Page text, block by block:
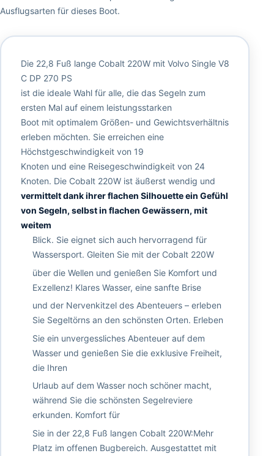
Ausflugsarten für dieses Boot.
Die 22,8 Fuß lange Cobalt 220W mit Volvo Single V8
C DP 270 PS
ist die ideale Wahl für alle, die das Segeln zum
ersten Mal auf einem leistungsstarken
Boot mit optimalem Größen- und Gewichtsverhältnis
erleben möchten. Sie erreichen eine
Höchstgeschwindigkeit von 19
Knoten und eine Reisegeschwindigkeit von 24
Knoten. Die Cobalt 220W ist äußerst wendig und
vermittelt dank ihrer flachen Silhouette ein Gefühl
von Segeln, selbst in flachen Gewässern, mit
weitem
Blick. Sie eignet sich auch hervorragend für
Wassersport. Gleiten Sie mit der Cobalt 220W
über die Wellen und genießen Sie Komfort und
Exzellenz! Klares Wasser, eine sanfte Brise
und der Nervenkitzel des Abenteuers – erleben
Sie Segeltörns an den schönsten Orten. Erleben
Sie ein unvergessliches Abenteuer auf dem
Wasser und genießen Sie die exklusive Freiheit,
die Ihren
Urlaub auf dem Wasser noch schöner macht,
während Sie die schönsten Segelreviere
erkunden. Komfort für
Sie in der 22,8 Fuß langen Cobalt 220W:Mehr
Platz im offenen Bugbereich. Ausgestattet mit